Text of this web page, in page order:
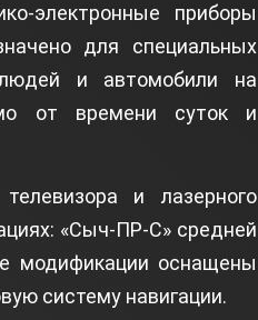
электронные приборы
для специальных
людей и автомобили на
от времени суток и
и лазерного
«Сыч-ПР-С» средней
модификации оснащены
систему навигации.